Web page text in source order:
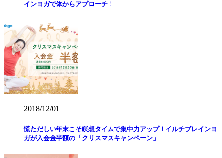
インヨガで体からアプローチ！
2018/12/01
慌ただしい年末こそ瞑想タイムで集中力アップ！イルチブレインヨ
ガが入会金半額の「クリスマスキャンペーン」